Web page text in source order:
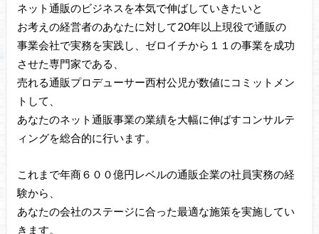
ネット通販のビジネスを本気で伸ばしていきたいと
お考えの経営者のあなたに対して20年以上現役で通販の
事業会社で実務を実践し、ゼロイチから１１の事業を成功
させた専門家である、
売れる通販プロデューサー西村公児が数値にコミットメン
トして、
あなたのネット通販事業の業績を大幅に伸ばすコンサルテ
ィングを総合的に行います。
これまで年商６００億円レベルの通販企業の社員実務の経
験から、
あなたの会社のステージに合った最適な施策を実施してい
きます。